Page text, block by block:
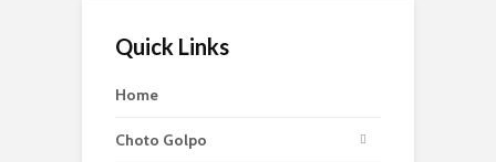
Quick Links
Home
Choto Golpo